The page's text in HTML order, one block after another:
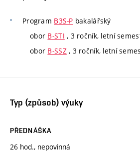
Program B3S-P bakalářský
obor B-STI , 3 ročník, letní
obor B-SSZ, 3 ročník, letní
Typ (způsob) výuky
PŘEDNÁŠKA
26 hod., nepovinná